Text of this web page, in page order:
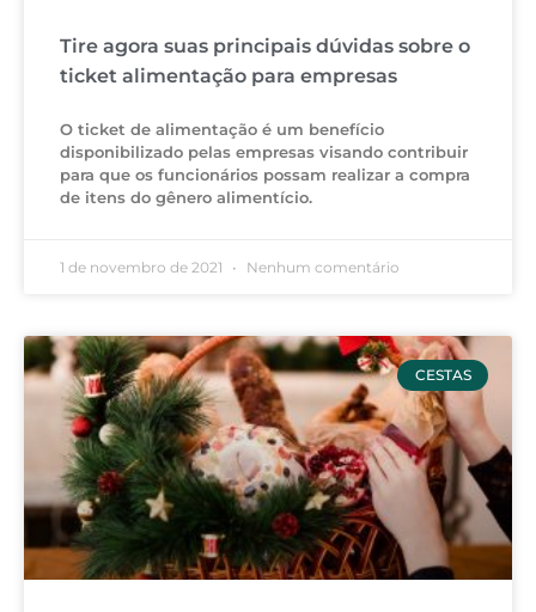
Tire agora suas principais dúvidas sobre o
ticket alimentação para empresas
O ticket de alimentação é um benefício
disponibilizado pelas empresas visando contribuir
para que os funcionários possam realizar a compra
de itens do gênero alimentício.
1 de novembro de 2021 Nenhum comentário
CESTAS